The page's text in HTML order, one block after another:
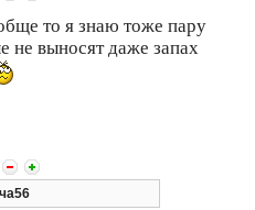
то я знаю тоже пару
не выносят даже запах